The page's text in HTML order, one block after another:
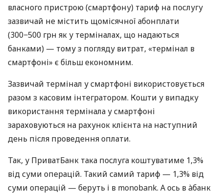
власного пристрою (смартфону) тариф на послугу
зазвичай не містить щомісячної абонплати
(300−500 грн як у терміналах, що надаються
банками) — тому з погляду витрат, «термінал в
смартфоні» є більш економним.
Зазвичай термінал у смартфоні використовується
разом з касовим інтегратором. Кошти у випадку
використання термінала у смартфоні
зараховуються на рахунок клієнта на наступний
день після проведення оплати.
Так, у ПриватБанк така послуга коштуватиме 1,3%
від суми операцій. Такий самий тариф — 1,3% від
суми операцій — беруть і в monobank. А ось в àбанк